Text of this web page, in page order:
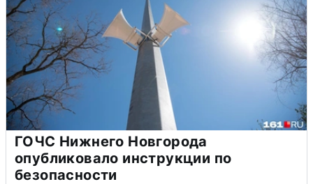
ГОЧС Нижнего Новгорода
опубликовало инструкции по
безопасности